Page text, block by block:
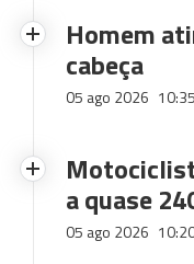
Homem
cabeça
05 ago 2026 10:35
a quase
05 ago 2026